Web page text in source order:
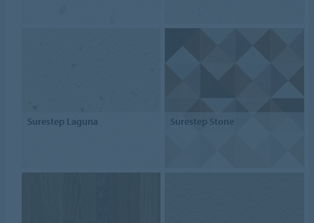
Surestep Laguna Surestep Stone